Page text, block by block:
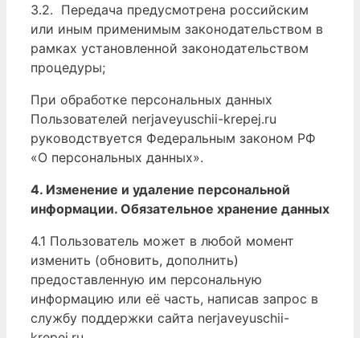
3.2. Передача предусмотрена российским
или иным применимым законодательством в
рамках установленной законодательством
процедуры;
При обработке персональных данных
Пользователей nerjaveyuschii-krepej.ru
руководствуется Федеральным законом РФ
«О персональных данных».
4. Изменение и удаление персональной
информации. Обязательное хранение данных
4.1 Пользователь может в любой момент
изменить (обновить, дополнить)
предоставленную им персональную
информацию или её часть, написав запрос в
службу поддержки сайта nerjaveyuschii-